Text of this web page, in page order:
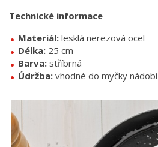
Technické informace
Materiál: lesklá nerezová ocel
Délka: 25 cm
Barva: stříbrná
Údržba: vhodné do myčky nádobí